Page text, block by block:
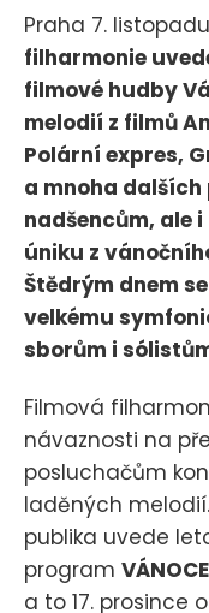
Praha 7.
filharmonie
filmové hudby
melodií z filmů
Polární expres,
a mnoha
nadšencům, ale
úniku z
Štědrým dnem
velkému
sborům i
Filmová
návaznosti na
posluchačům
laděných
publika uvede
program VÁNOCE
a to 17. prosince